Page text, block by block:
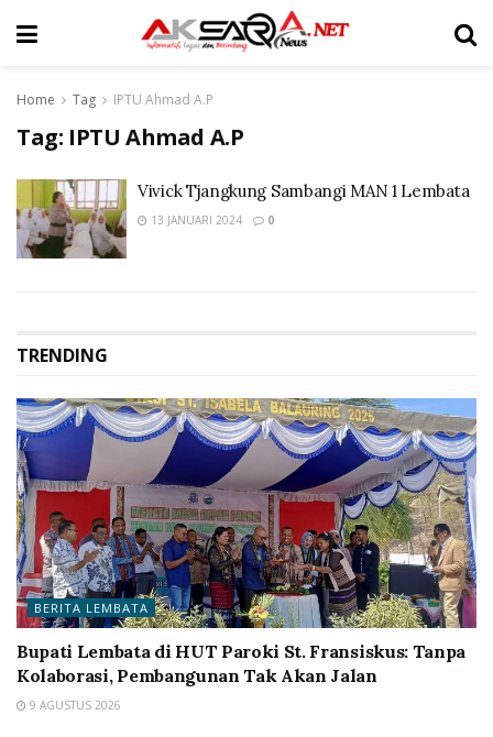
Home Tag IPTU Ahmad A.P
Tag: IPTU Ahmad A.P
Vivick Tjangkung Sambangi MAN 1 Lembata
13 JANUARI 2024 0
TRENDING
BERITA LEMBATA
Bupati Lembata di HUT Paroki St. Fransiskus: Tanpa
Kolaborasi, Pembangunan Tak Akan Jalan
9 AGUSTUS 2026